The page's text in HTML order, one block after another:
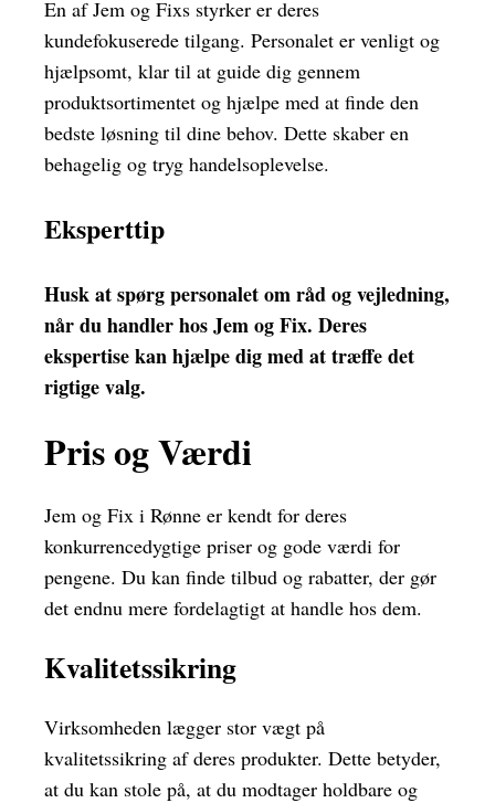
En af Jem og Fixs styrker er deres
kundefokuserede tilgang. Personalet er venligt og
hjælpsomt, klar til at guide dig gennem
produktsortimentet og hjælpe med at finde den
bedste løsning til dine behov. Dette skaber en
behagelig og tryg handelsoplevelse.
Eksperttip
Husk at spørg personalet om råd og vejledning,
når du handler hos Jem og Fix. Deres
ekspertise kan hjælpe dig med at træffe det
rigtige valg.
Pris og Værdi
Jem og Fix i Rønne er kendt for deres
konkurrencedygtige priser og gode værdi for
pengene. Du kan finde tilbud og rabatter, der gør
det endnu mere fordelagtigt at handle hos dem.
Kvalitetssikring
Virksomheden lægger stor vægt på
kvalitetssikring af deres produkter. Dette betyder,
at du kan stole på, at du modtager holdbare og